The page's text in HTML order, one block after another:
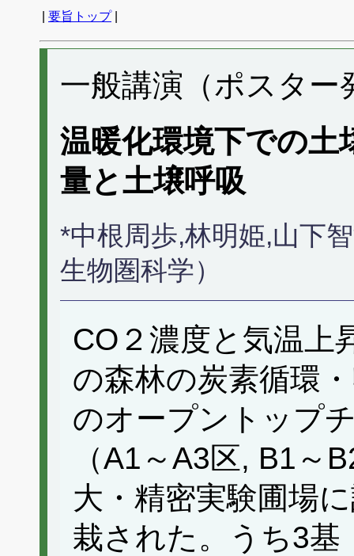
要旨トップ|
一般講演（ポスター
温暖化環境下での土
量と土壌呼吸
*中根周歩,林明姫,山下
生物圏科学）
CO２濃度と気温上
の森林の炭素循環
のオープントップ
（A1～A3区, B1～
大・精密実験圃場
栽された。うち3基